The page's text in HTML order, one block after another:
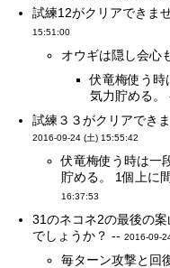
試練12がクリアできま
15:51:00
オウギは隠し会心
伏竜梅使う時
気力貯める
試練３３がクリアでき
2016-09-24 (土) 15:55:42
伏竜梅使う時は一
貯める。 1個上に
16:37:53
31のネコネ2の最後の
でしょうか？ --2016-09-
毎ターン攻撃と回